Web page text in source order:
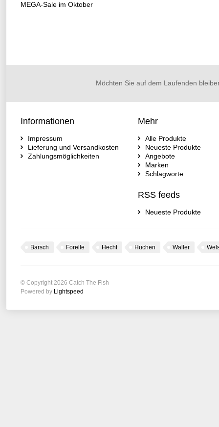
MEGA-Sale im Oktober
Möchten Sie auf dem Laufenden
Informationen
Impressum
Lieferung und Versandkosten
Zahlungsmöglichkeiten
Mehr
Alle Produkte
Neueste Produkte
Angebote
Marken
Schlagworte
RSS feeds
Neueste Produkte
Barsch Forelle Hecht Huchen Waller
© Copyright 2026 Catch The Fish
Powered by Lightspeed